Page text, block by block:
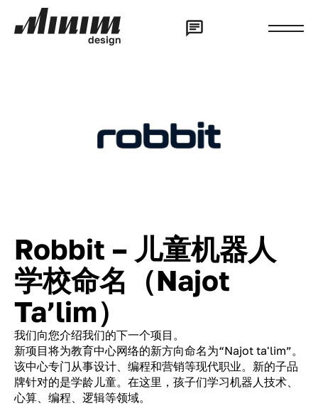
design
Robbit – 儿童机器人
学校命名（Najot
Ta’lim）
我们向您介绍我们的下一个项目。
新项目将为教育中心网络的新方向命名为“Najot ta'lim”。
该中心专门从事设计、编程和营销等现代职业。新的子品
牌针对的是学龄儿童。在这里，孩子们学习机器人技术、
心算、编程、逻辑等领域。